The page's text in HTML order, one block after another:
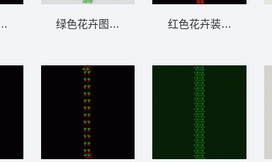
色圆点装饰图案 窗帘绿色花卉图案装饰纹样 窗帘红色花卉装饰图案 窗帘